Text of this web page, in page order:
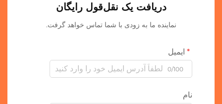
دریافت یک نقل‌قول رایگان
نماینده ما به زودی با شما تماس خواهد گرفت.
ایمیل
0/100
نام